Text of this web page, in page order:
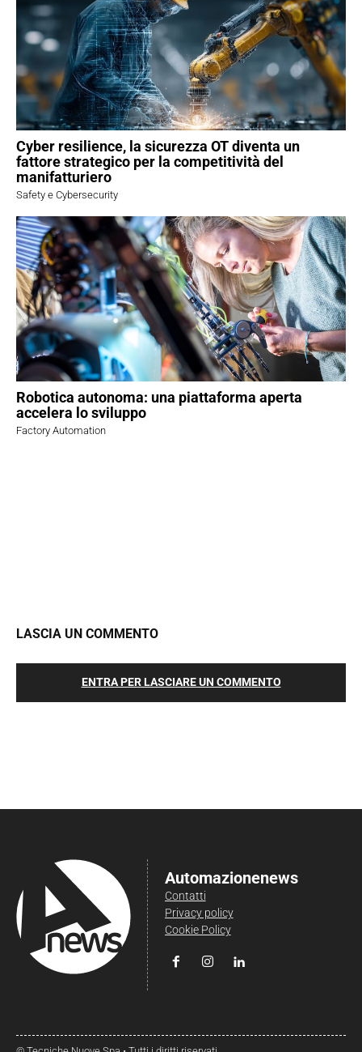
Cyber resilience, la sicurezza OT diventa un
fattore strategico per la competitività del
manifatturiero
Safety e Cybersecurity
Robotica autonoma: una piattaforma aperta
accelera lo sviluppo
Factory Automation
LASCIA UN COMMENTO
ENTRA PER LASCIARE UN COMMENTO
Automazionenews
Contatti
Privacy policy
Cookie Policy